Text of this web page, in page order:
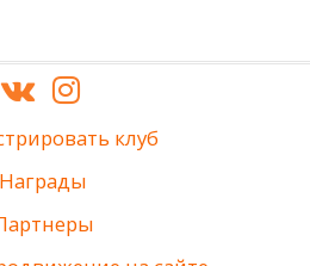
клуб
Награды